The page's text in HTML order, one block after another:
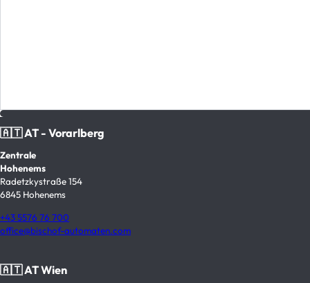
🇦🇹 AT - Vorarlberg
Zentrale
Hohenems
Radetzkystraße 154
6845 Hohenems
+43 5576 76 700
office@bischof-automaten.com
🇦🇹 AT Wien